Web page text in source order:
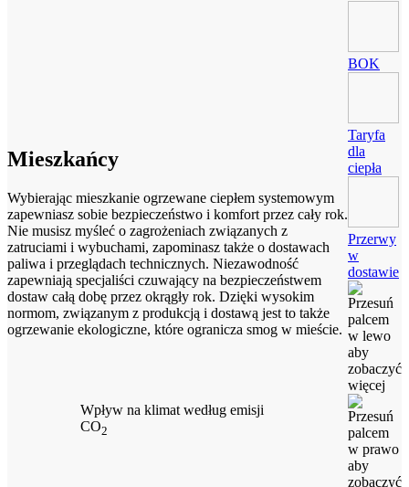
Mieszkańcy
Wybierając mieszkanie ogrzewane ciepłem systemowym
zapewniasz sobie bezpieczeństwo i komfort przez cały rok.
Nie musisz myśleć o zagrożeniach związanych z
zatruciami i wybuchami, zapominasz także o dostawach
paliwa i przeglądach technicznych. Niezawodność
zapewniają specjaliści czuwający na bezpieczeństwem
dostaw całą dobę przez okrągły rok. Dzięki wysokim
normom, związanym z produkcją i dostawą jest to także
ogrzewanie ekologiczne, które ogranicza smog w mieście.
Wpływ na klimat według emisji
CO2
BOK
Taryfa
dla
ciepła
Przerwy
w
dostawie